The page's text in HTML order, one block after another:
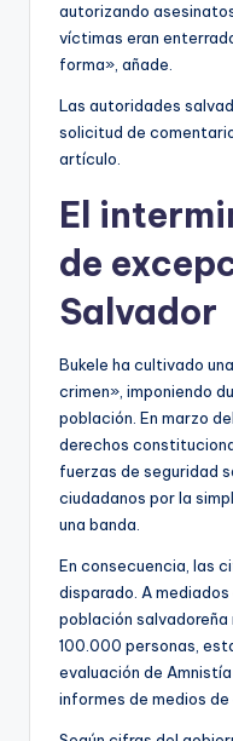
autorizando
víctimas eran
forma», añade.
Las autoridades
solicitud de
artículo.
El
de
Salvador
Bukele ha cultivado
crimen», imponiendo
población. En marzo
derechos
fuerzas de seguridad
ciudadanos por la
una banda.
En consecuencia, las
disparado. A
población salvadoreña
100.000 personas,
evaluación de
informes de medios